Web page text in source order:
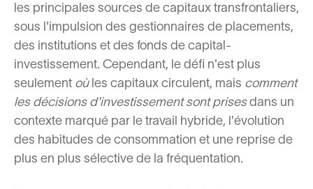
les principales sources de capitaux transfrontaliers,
sous l'impulsion des gestionnaires de placements,
des institutions et des fonds de capital-
investissement. Cependant, le défi n'est plus
seulement oùles capitaux circulent, mais comment
les décisions d'investissement sont prisesdans un
contexte marqué par le travail hybride, l'évolution
des habitudes de consommation et une reprise de
plus en plus sélective de la fréquentation.